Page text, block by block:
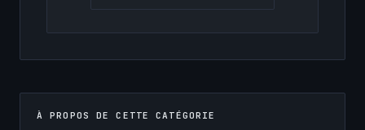
À PROPOS DE CETTE CATÉGORIE